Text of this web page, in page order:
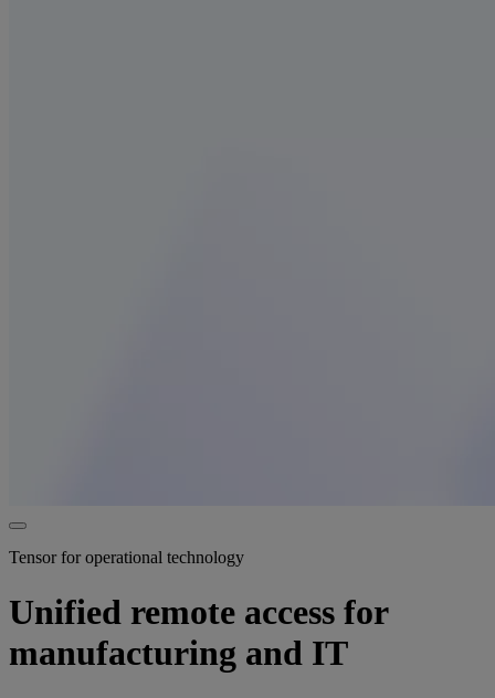
Tensor for operational technology
Unified remote access for
manufacturing and IT